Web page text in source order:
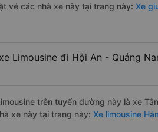
vé các nhà xe này tại trang này: Xe
Limousine đi Hội An - Quảng
trên tuyến đường này là xe
xe này tại trang này: Xe limousine